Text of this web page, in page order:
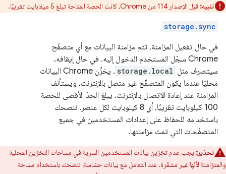
تنبيه: قبل الإصدار 114 من Chrome، كانت الحصة المتاحة تبلغ 5 ميغابايت تقريبًا.
storage.sync
في حال تفعيل المزامنة، تتم مزامنة البيانات مع أي متصفّح
Chrome سجّل المستخدم الدخول إليه. في حال إيقافه،
سيتصرف مثل storage.local
. يخزِّن Chrome البيانات
محليًا عندما يكون المتصفّح غير متصل بالإنترنت، ويستأنف
المزامنة عند إعادة الاتصال بالإنترنت. يبلغ الحدّ الأقصى للحصة
100 كيلوبايت تقريبًا، أي 8 كيلوبايت لكل عنصر. ننصحك
باستخدامه للحفاظ على إعدادات المستخدمين في جميع
المتصفّحات التي تمت مزامنتها.
تحذير: يجب عدم تخزين بيانات المستخدمين السرية في مساحات التخزين المحلية
والمتزامنة لأنّها غير مشفّرة. عند التعامل مع بيانات حسّاسة، ننصحك باستخدام مساحة